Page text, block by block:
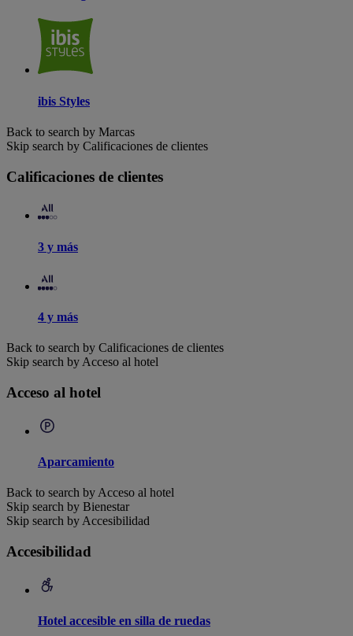
ibis Styles
Back to search by Marcas
Skip search by Calificaciones de clientes
Calificaciones de clientes
3 y más
4 y más
Back to search by Calificaciones de clientes
Skip search by Acceso al hotel
Acceso al hotel
Aparcamiento
Back to search by Acceso al hotel
Skip search by Bienestar
Skip search by Accesibilidad
Accesibilidad
Hotel accesible en silla de ruedas